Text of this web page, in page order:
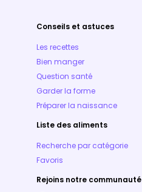
Conseils et astuces
Les recettes
Bien manger
Question santé
Garder la forme
Préparer la naissance
Liste des aliments
Recherche par catégorie
Favoris
Rejoins notre communauté